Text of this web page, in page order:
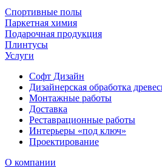
Спортивные полы
Паркетная химия
Подарочная продукция
Плинтусы
Услуги
Софт Дизайн
Дизайнерская обработка
Монтажные работы
Доставка
Реставрационные работы
Интерьеры «под ключ»
Проектирование
О компании